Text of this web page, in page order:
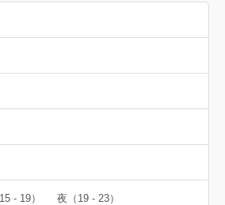
- 19） 夜（19 - 23）